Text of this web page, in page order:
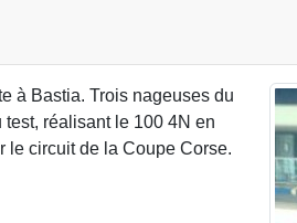
à Bastia. Trois nageuses du
réalisant le 100 4N en
le circuit de la Coupe Corse.